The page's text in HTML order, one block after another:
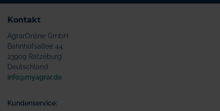
Kontakt
AgrarOnline GmbH
Bahnhofsallee 44
23909 Ratzeburg
Deutschland
info@myagrar.de
Kundenservice: